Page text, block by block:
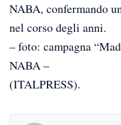
NABA, confermando
nel corso degli anni.
– foto: campagna
NABA –
(ITALPRESS).